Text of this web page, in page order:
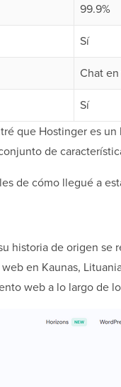
99.9%
Sí
Chat
Sí
que Hostinger es
de
de cómo llegué a
historia de origen se
en Kaunas,
web a lo largo de